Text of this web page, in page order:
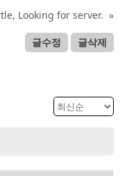
Looking for server. »
글수정 글삭제